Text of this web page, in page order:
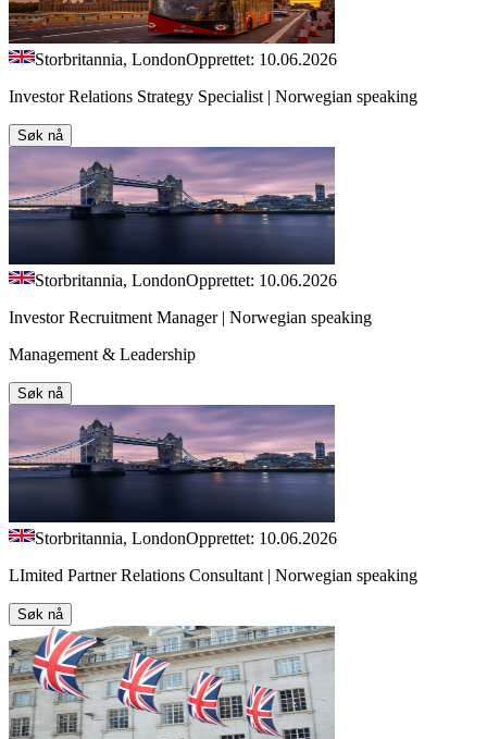
Storbritannia, LondonOpprettet: 10.06.2026
Investor Relations Strategy Specialist | Norwegian speaking
Søk nå
Storbritannia, LondonOpprettet: 10.06.2026
Investor Recruitment Manager | Norwegian speaking
Management & Leadership
Søk nå
Storbritannia, LondonOpprettet: 10.06.2026
LImited Partner Relations Consultant | Norwegian speaking
Søk nå